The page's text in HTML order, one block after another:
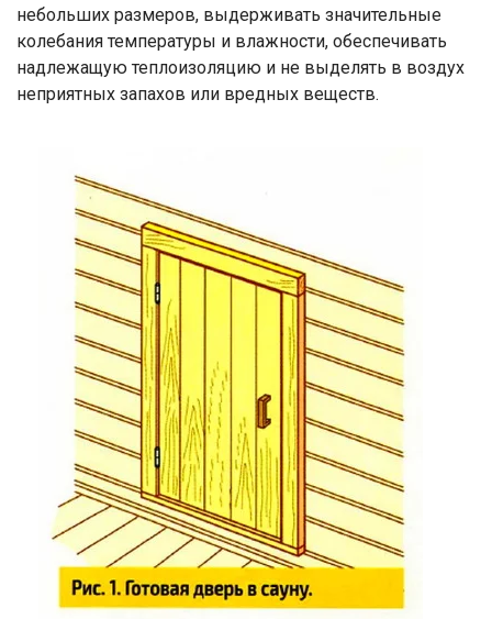
небольших размеров, выдерживать значительные
колебания температуры и влажности, обеспечивать
надлежащую теплоизоляцию и не выделять в воздух
неприятных запахов или вредных веществ.